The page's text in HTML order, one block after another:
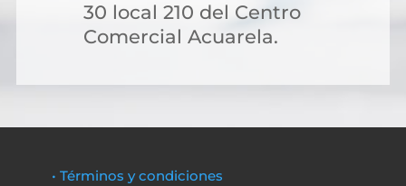
30 local 210 del Centro
Comercial Acuarela.
• Términos y condiciones